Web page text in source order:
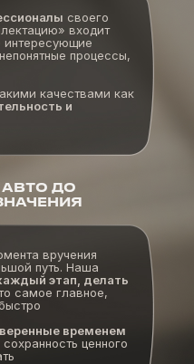
ДО
своего
входит
интересующие
процессы,
качествами как
и
вручения
путь. Наша
этап, делать
самое главное,
временем
ценного